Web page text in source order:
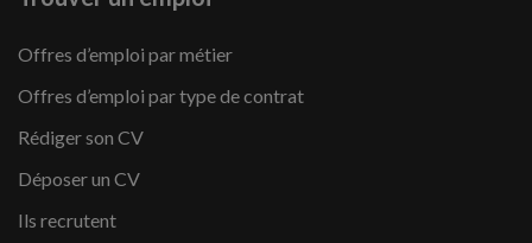
Offres d’emploi par métier
Offres d’emploi par type de contrat
Rédiger son CV
Déposer un CV
Ils recrutent